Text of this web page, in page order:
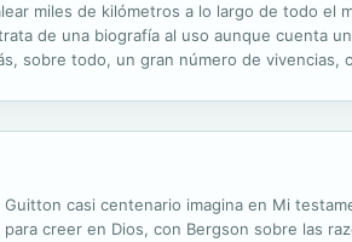
miles de kilómetros a lo largo de todo el
de una biografía al uso aunque cuenta
sobre todo, un gran número de vivencias,
casi centenario imagina en Mi
creer en Dios, con Bergson sobre las